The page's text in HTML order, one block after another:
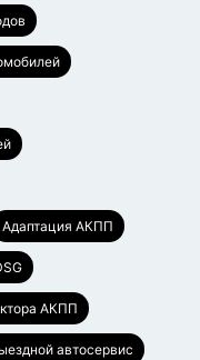
Адаптация АКПП
АКПП
автосервис